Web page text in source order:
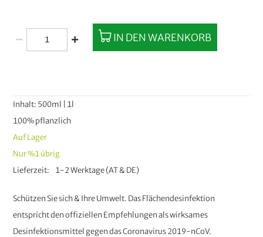
Schützen Sie sich & Ihre Umwelt. Das Flächendesinfektion
entspricht den offiziellen Empfehlungen als wirksames
Desinfektionsmittel gegen das Coronavirus 2019-nCoV.
Inhalt: 500ml | 1l
100% pflanzlich
Auf Lager
Nur%1übrig
Lieferzeit
1-2 Werktage (AT & DE)
IN DEN WARENKORB